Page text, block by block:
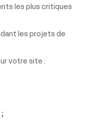
les plus critiques
les projets de
votre site :
;